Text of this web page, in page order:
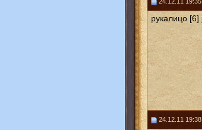
рукалицо [6]
24.12.11 19:38